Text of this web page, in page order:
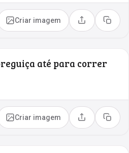
Criar imagem Compartilhar
Copiar
até para correr
Criar imagem Compartilhar
Copiar